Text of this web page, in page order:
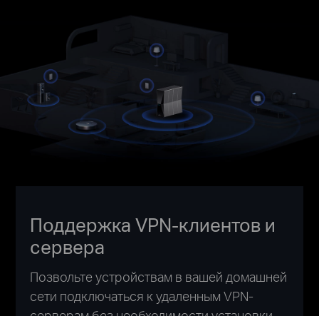
Поддержка VPN-клиентов и
сервера
Позвольте устройствам в вашей домашней
сети подключаться к удаленным VPN-